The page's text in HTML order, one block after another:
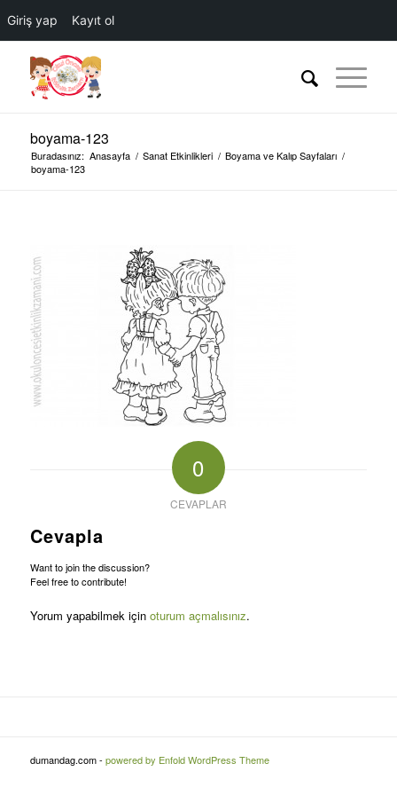
Giriş yap Kayıt ol
boyama-123
Buradasınız: Anasayfa / Sanat Etkinlikleri / Boyama ve Kalıp Sayfaları /
boyama-123
0
CEVAPLAR
Cevapla
Want to join the discussion?
Feel free to contribute!
Yorum yapabilmek için oturum açmalısınız.
dumandag.com - powered by Enfold WordPress Theme